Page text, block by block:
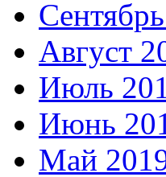
Август
Июль
Июнь
Май